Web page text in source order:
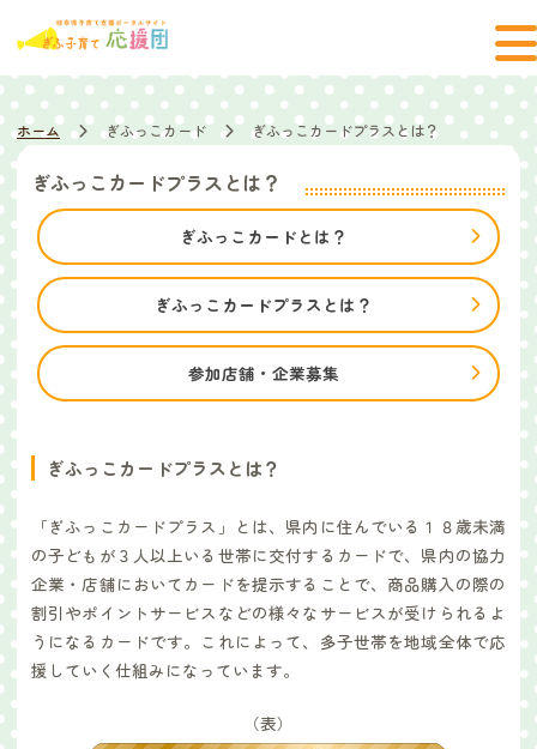
ホーム ぎふっこカード ぎふっこカードプラスとは？
ぎふっこカードプラスとは？
ぎふっこカードとは？
ぎふっこカードプラスとは？
参加店舗・企業募集
ぎふっこカードプラスとは？
「ぎふっこカードプラス」とは、県内に住んでいる１８歳未満
の子どもが３人以上いる世帯に交付するカードで、県内の協力
企業・店舗においてカードを提示することで、商品購入の際の
割引やポイントサービスなどの様々なサービスが受けられるよ
うになるカードです。これによって、多子世帯を地域全体で応
援していく仕組みになっています。
（表）